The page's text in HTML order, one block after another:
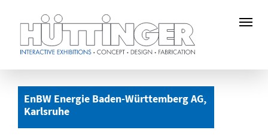
springenEnBW Energie Baden-Württemberg AG,
Karlsruhe